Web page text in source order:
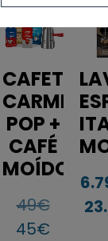
Sale!
CAFETEIRA
POP +
CAFÉ
MOÍDO
49€
45€